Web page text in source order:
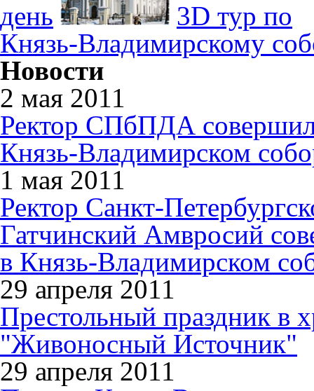
день
3D тур по
Князь-Владимирскому
Новости
2 мая 2011
Ректор СПбПДА
Князь-Владимирском
1 мая 2011
Ректор Санкт-
Гатчинский Амвросий
в Князь-Владимирском
29 апреля 2011
Престольный праздник в
"Живоносный Источник"
29 апреля 2011